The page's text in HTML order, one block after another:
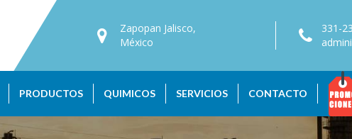
Zapopan Jalisco,
México
331-
PRODUCTOS QUIMICOS SERVICIOS CONTACTO